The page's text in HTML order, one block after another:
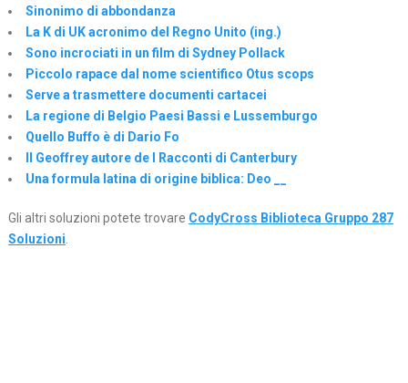
Sinonimo di abbondanza
La K di UK acronimo del Regno Unito (ing.)
Sono incrociati in un film di Sydney Pollack
Piccolo rapace dal nome scientifico Otus scops
Serve a trasmettere documenti cartacei
La regione di Belgio Paesi Bassi e Lussemburgo
Quello Buffo è di Dario Fo
Il Geoffrey autore de I Racconti di Canterbury
Una formula latina di origine biblica: Deo __
Gli altri soluzioni potete trovare CodyCross Biblioteca Gruppo 287
Soluzioni.